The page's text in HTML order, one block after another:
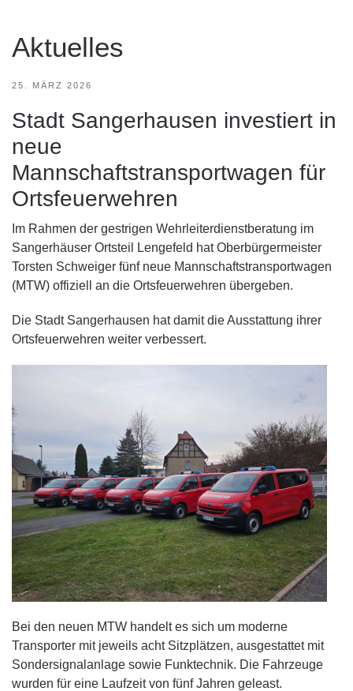
Aktuelles
25. MÄRZ 2026
Stadt Sangerhausen investiert in
neue
Mannschaftstransportwagen für
Ortsfeuerwehren
Im Rahmen der gestrigen Wehrleiterdienstberatung im
Sangerhäuser Ortsteil Lengefeld hat Oberbürgermeister
Torsten Schweiger fünf neue Mannschaftstransportwagen
(MTW) offiziell an die Ortsfeuerwehren übergeben.
Die Stadt Sangerhausen hat damit die Ausstattung ihrer
Ortsfeuerwehren weiter verbessert.
Bei den neuen MTW handelt es sich um moderne
Transporter mit jeweils acht Sitzplätzen, ausgestattet mit
Sondersignalanlage sowie Funktechnik. Die Fahrzeuge
wurden für eine Laufzeit von fünf Jahren geleast.